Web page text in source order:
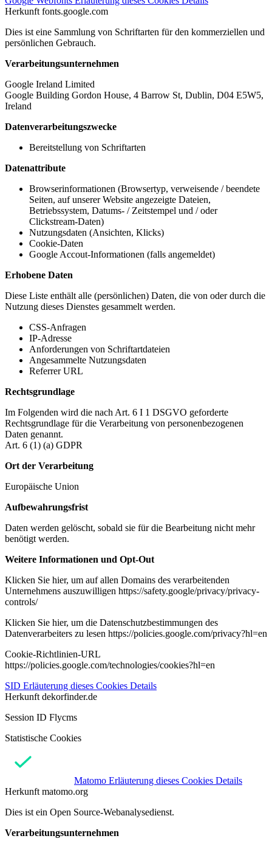
Herkunft fonts.google.com
Dies ist eine Sammlung von Schriftarten für den kommerziellen und
persönlichen Gebrauch.
Verarbeitungsunternehmen
Google Ireland Limited
Google Building Gordon House, 4 Barrow St, Dublin, D04 E5W5,
Ireland
Datenverarbeitungszwecke
Bereitstellung von Schriftarten
Datenattribute
Browserinformationen (Browsertyp, verweisende / beendete
Seiten, auf unserer Website angezeigte Dateien,
Betriebssystem, Datums- / Zeitstempel und / oder
Clickstream-Daten)
Nutzungsdaten (Ansichten, Klicks)
Cookie-Daten
Google Accout-Informationen (falls angemeldet)
Erhobene Daten
Diese Liste enthält alle (persönlichen) Daten, die von oder durch die
Nutzung dieses Dienstes gesammelt werden.
CSS-Anfragen
IP-Adresse
Anforderungen von Schriftartdateien
Angesammelte Nutzungsdaten
Referrer URL
Rechtsgrundlage
Im Folgenden wird die nach Art. 6 I 1 DSGVO geforderte
Rechtsgrundlage für die Verarbeitung von personenbezogenen
Daten genannt.
Art. 6 (1) (a) GDPR
Ort der Verarbeitung
Europäische Union
Aufbewahrungsfrist
Daten werden gelöscht, sobald sie für die Bearbeitung nicht mehr
benötigt werden.
Weitere Informationen und Opt-Out
Klicken Sie hier, um auf allen Domains des verarbeitenden
Unternehmens auszuwilligen https://safety.google/privacy/privacy-
controls/
Klicken Sie hier, um die Datenschutzbestimmungen des
Datenverarbeiters zu lesen https://policies.google.com/privacy?hl=en
Cookie-Richtlinien-URL
https://policies.google.com/technologies/cookies?hl=en
SID Erläuterung dieses Cookies Details
Herkunft dekorfinder.de
Session ID Flycms
Statistische Cookies
Matomo Erläuterung dieses Cookies Details
Herkunft matomo.org
Dies ist ein Open Source-Webanalysedienst.
Verarbeitungsunternehmen